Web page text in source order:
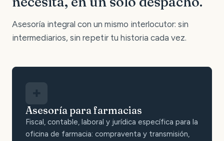
Asesoría integral con un mismo interlocutor: sin
intermediarios, sin repetir tu historia cada vez.
Asesoría para farmacias
Fiscal, contable, laboral y jurídica específica para la
oficina de farmacia: compraventa y transmisión,